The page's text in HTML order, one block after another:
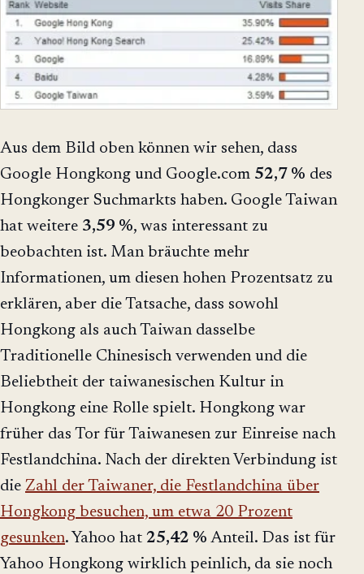
Aus dem Bild oben können wir sehen, dass
Google Hongkong und Google.com 52,7 % des
Hongkonger Suchmarkts haben. Google Taiwan
hat weitere 3,59 %, was interessant zu
beobachten ist. Man bräuchte mehr
Informationen, um diesen hohen Prozentsatz zu
erklären, aber die Tatsache, dass sowohl
Hongkong als auch Taiwan dasselbe
Traditionelle Chinesisch verwenden und die
Beliebtheit der taiwanesischen Kultur in
Hongkong eine Rolle spielt. Hongkong war
früher das Tor für Taiwanesen zur Einreise nach
Festlandchina. Nach der direkten Verbindung ist
die Zahl der Taiwaner, die Festlandchina über
Hongkong besuchen, um etwa 20 Prozent
gesunken. Yahoo hat 25,42 % Anteil. Das ist für
Yahoo Hongkong wirklich peinlich, da sie noch